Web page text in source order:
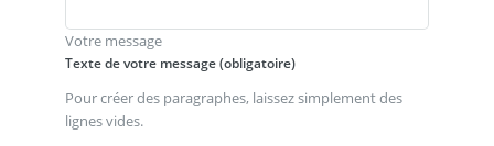
Votre message
Texte de votre message (obligatoire)
Pour créer des paragraphes, laissez simplement des
lignes vides.